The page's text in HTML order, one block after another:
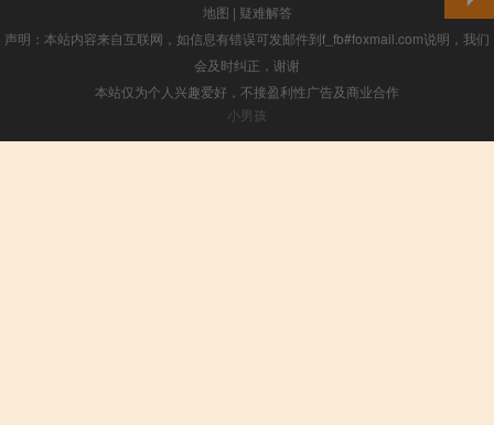
地图 | 疑难解答
声明：本站内容来自互联网，如信息有错误可发邮件到f_fb#foxmail.com说明，我们
会及时纠正，谢谢
本站仅为个人兴趣爱好，不接盈利性广告及商业合作
小男孩